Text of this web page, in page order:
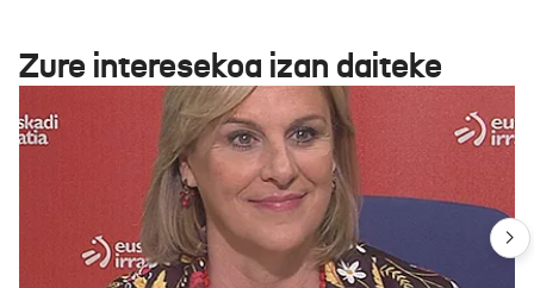
Zure interesekoa izan daiteke